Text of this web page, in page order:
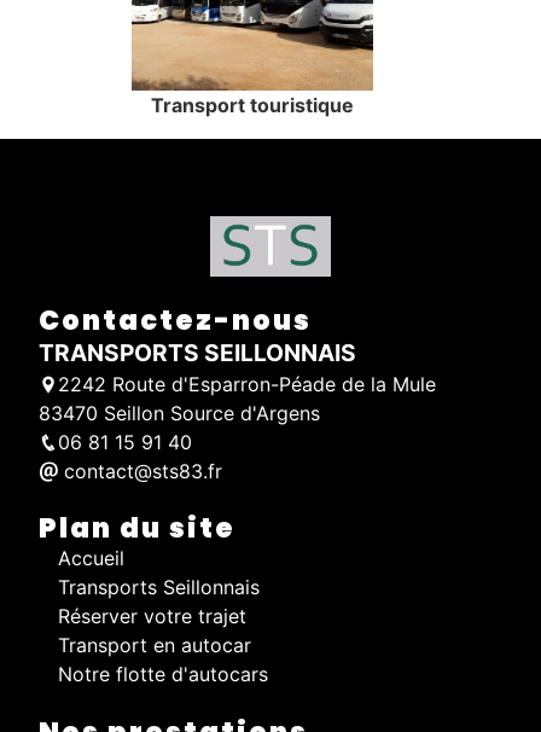
Transport touristique
Contactez-nous
TRANSPORTS SEILLONNAIS
2242 Route d'Esparron-Péade de la Mule
83470 Seillon Source d'Argens
06 81 15 91 40
contact@sts83.fr
Plan du site
Accueil
Transports Seillonnais
Réserver votre trajet
Transport en autocar
Notre flotte d'autocars